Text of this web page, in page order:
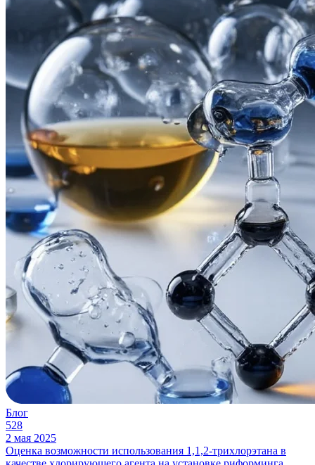
Блог
528
2 мая 2025
Оценка возможности использования 1,1,2-трихлорэтана в